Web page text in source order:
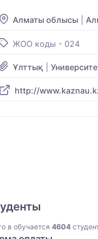
Алматы облысы|
ЖОО коды - 024
Ұлттық
http://
в обучается 4604